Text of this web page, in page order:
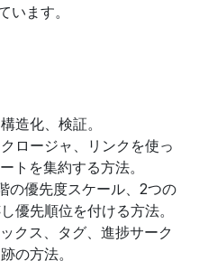
います。
造化、検証。
ロージャ、リンクを使っ
トを集約する方法。
の優先度スケール、2つの
優先順位を付ける方法。
クス、タグ、進捗サーク
の方法。